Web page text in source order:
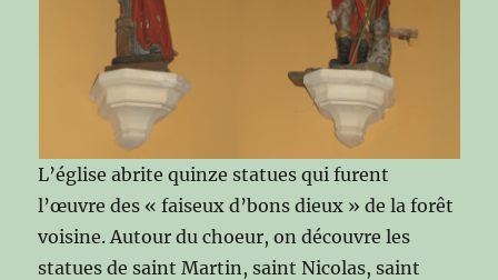
L’église abrite quinze statues qui furent
l’œuvre des « faiseux d’bons dieux » de la forêt
voisine. Autour du choeur, on découvre les
statues de saint Martin, saint Nicolas, saint